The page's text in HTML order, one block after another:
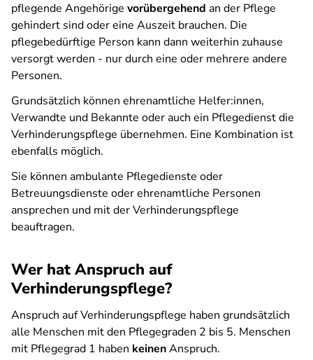
pflegende Angehörige vorübergehend an der Pflege
gehindert sind oder eine Auszeit brauchen. Die
pflegebedürftige Person kann dann weiterhin zuhause
versorgt werden - nur durch eine oder mehrere andere
Personen.
Grundsätzlich können ehrenamtliche Helfer:innen,
Verwandte und Bekannte oder auch ein Pflegedienst die
Verhinderungspflege übernehmen. Eine Kombination ist
ebenfalls möglich.
Sie können ambulante Pflegedienste oder
Betreuungsdienste oder ehrenamtliche Personen
ansprechen und mit der Verhinderungspflege
beauftragen.
Wer hat Anspruch auf
Verhinderungspflege?
Anspruch auf Verhinderungspflege haben grundsätzlich
alle Menschen mit den Pflegegraden 2 bis 5. Menschen
mit Pflegegrad 1 haben keinenAnspruch.